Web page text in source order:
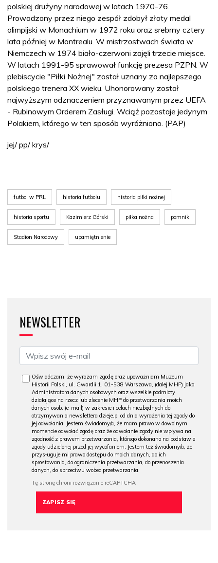
polskiej drużyny narodowej w latach 1970-76.
Prowadzony przez niego zespół zdobył złoty medal
olimpijski w Monachium w 1972 roku oraz srebrny cztery
lata później w Montrealu. W mistrzostwach świata w
Niemczech w 1974 biało-czerwoni zajęli trzecie miejsce.
W latach 1991-95 sprawował funkcję prezesa PZPN. W
plebiscycie "Piłki Nożnej" został uznany za najlepszego
polskiego trenera XX wieku. Uhonorowany został
najwyższym odznaczeniem przyznawanym przez UEFA
- Rubinowym Orderem Zasługi. Wciąż pozostaje jedynym
Polakiem, którego w ten sposób wyróżniono. (PAP)
jej/ pp/ krys/
futbol w PRL historia futbolu historia piłki nożnej
historia sportu Kazimierz Górski piłka nożna pomnik
Stadion Narodowy upamiętnienie
NEWSLETTER
Oświadczam, że wyrażam zgodę oraz upoważniam Muzeum
Historii Polski, ul. Gwardii 1, 01-538 Warszawa, (dalej MHP) jako
Administratora danych osobowych oraz wszelkie podmioty
działające na rzecz lub zlecenie MHP do przetwarzania moich
danych osob. (e-mail) w zakresie i celach niezbędnych do
otrzymywania newslettera dzieje.pl od dnia wyrażenia tej zgody do
jej odwołania. Jestem świadomy/a, że mam prawo w dowolnym
momencie odwołać zgodę oraz że odwołanie zgody nie wpływa na
zgodność z prawem przetwarzania, którego dokonano na podstawie
zgody udzielonej przed jej wycofaniem. Jestem też świadomy/a, że
przysługuje mi prawo dostępu do moich danych, do ich
sprostowania, do ograniczenia przetwarzania, do przenoszenia
danych, do sprzeciwu wobec przetwarzania.